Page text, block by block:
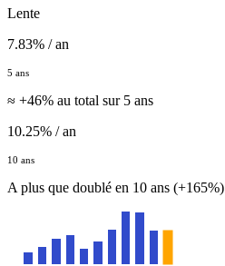
Lente
7.83% / an
5 ans
≈ +46% au total sur 5 ans
10.25% / an
10 ans
A plus que doublé en 10 ans (+165%)